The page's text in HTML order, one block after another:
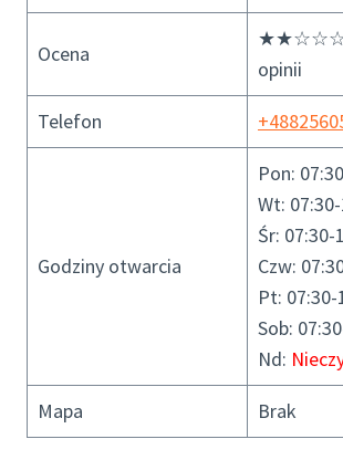
Ocena
★★☆☆☆
opinii
Telefon
Godziny otwarcia
Pon:
Wt:
Śr: 07:30-
Czw:
Pt: 07:30-
Sob:
Nd:
Mapa Brak